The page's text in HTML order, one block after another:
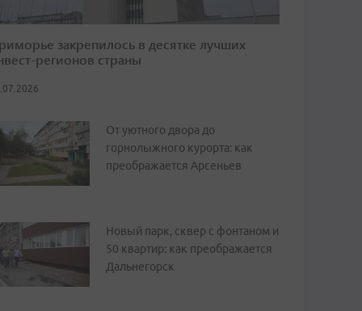
закрепилось в десятке лучших
регионов страны
От уютного двора до
горнолыжного курорта: как
преображается Арсеньев
Новый парк, сквер с фонтаном и
50 квартир: как преображается
Дальнегорск